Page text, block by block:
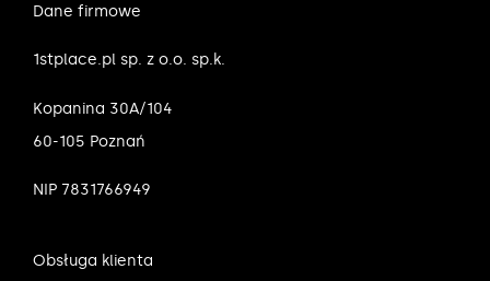
Dane firmowe
1stplace.pl sp. z o.o. sp.k.
Kopanina 30A/104
60-105 Poznań
NIP 7831766949
Obsługa klienta